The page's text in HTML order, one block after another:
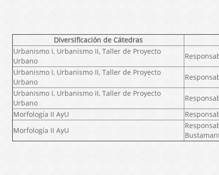
Diversificación de Cátedras
Urbanismo I, Urbanismo II, Taller de Proyecto
Urbano
Urbanismo I, Urbanismo II, Taller de Proyecto
Urbano
Urbanismo I, Urbanismo II, Taller de Proyecto
Urbano
Morfología II AyU
Morfología II AyU